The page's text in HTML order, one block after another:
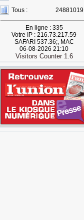
Tous :
24881019
En ligne : 335
Votre IP : 216.73.217.59
SAFARI 537.36;, MAC
06-08-2026 21:10
Visitors Counter 1.6